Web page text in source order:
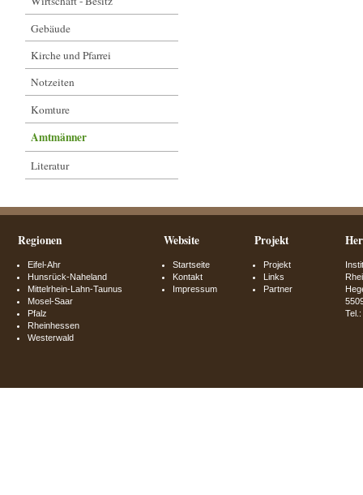
Gebäude
Kirche und Pfarrei
Notzeiten
Komture
Amtmänner
Literatur
Regionen
Eifel-Ahr
Hunsrück-Naheland
Mittelrhein-Lahn-Taunus
Mosel-Saar
Pfalz
Rheinhessen
Westerwald
Website
Startseite
Kontakt
Impressum
Projekt
Projekt
Links
Partner